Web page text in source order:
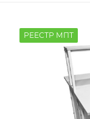
РЕЕСТР МПТ